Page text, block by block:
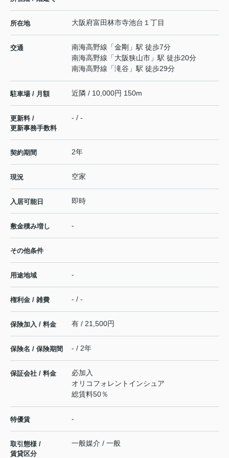
所在地 大阪府富田林市寺池台 １丁目
交通 南海高野線 「金剛 」駅 徒歩7分
南海高野線 「大阪狭山市 」駅 徒歩20分
南海高野線 「滝谷 」駅 徒歩29分
駐車場 / 月額 近隣 / 10,000円 150m
更新料 /
更新事務手数料
- / -
契約期間 2年
現況 空家
入居可能日 即時
敷金積み増し -
その他条件
用途地域 -
権利金 / 雑費 - / -
保険加入 / 料金 有 / 21,500円
保険名 / 保険期間 - / 2年
保証会社 / 料金
必加入
オリコフォレントインシュア
総賃料50％
特優賃 -
取引態様 /
賃貸区分
一般媒介 / 一般